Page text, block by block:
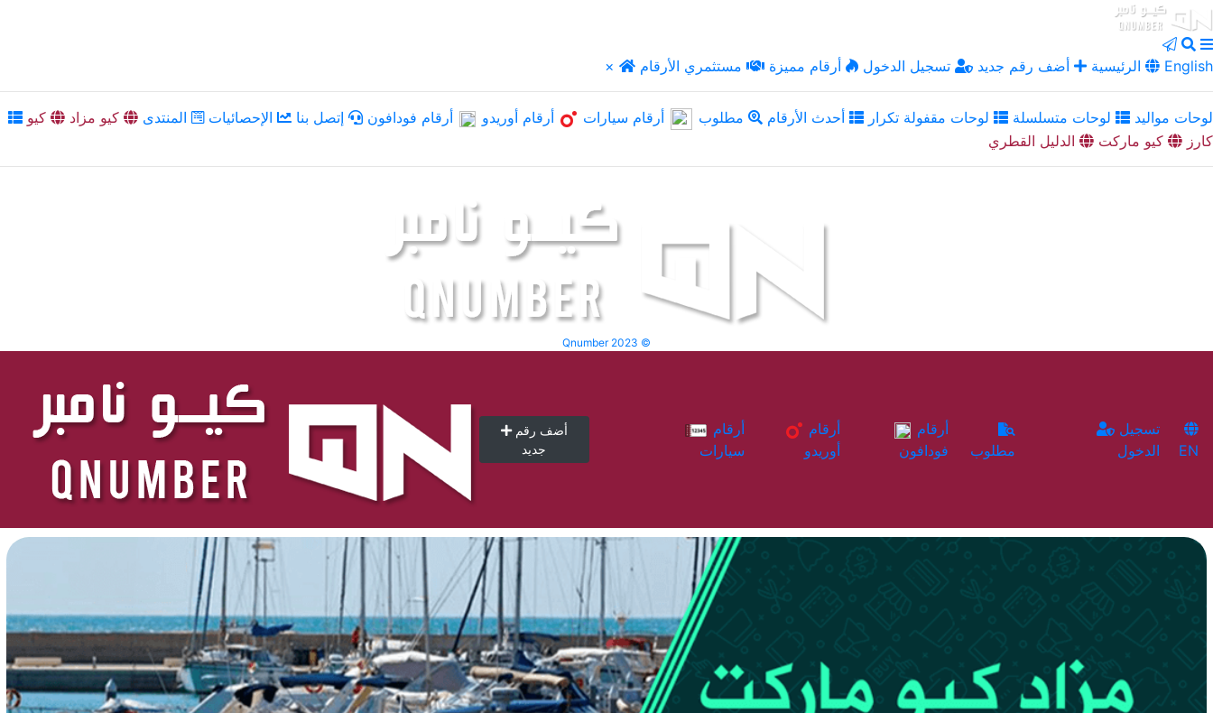
× الرئيسية أضف رقم جديد تسجيل الدخول أرقام مميزة مستثمري الأرقام English
لوحات مواليد لوحات متسلسلة لوحات مقفولة تكرار أحدث الأرقام مطلوب أرقام سيارات أرقام أوريدو أرقام فودافون إتصل بنا الإحصائيات المنتدى كيو مزاد
كيو
كارز
كيو ماركت الدليل القطري
Qnumber 2023 ©
أضف رقم
جديد
سيارات
أوريدو
فودافون
مطلوب
الدخول
EN